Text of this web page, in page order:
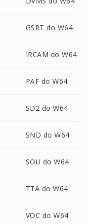
GSRT do W64
IRCAM do W64
PAF do W64
SD2 do W64
SND do W64
SOU do W64
TTA do W64
VOC do W64